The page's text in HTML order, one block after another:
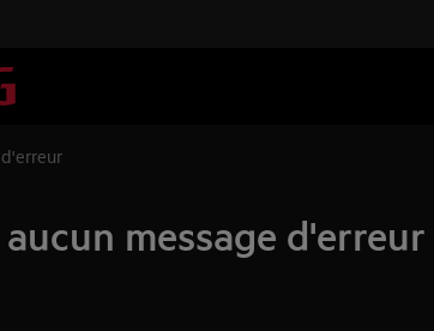
message d'erreur